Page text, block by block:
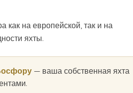
на европейской, так и на
яхты.
— ваша собственная яхта